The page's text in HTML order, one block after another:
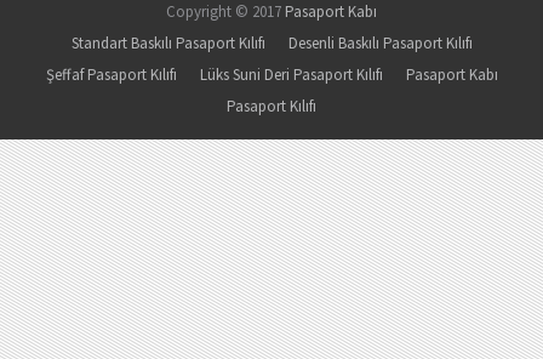
Copyright © 2017 Pasaport Kabı
Standart Baskılı Pasaport Kılıfı
Desenli Baskılı Pasaport Kılıfı
Şeffaf Pasaport Kılıfı
Lüks Suni Deri Pasaport Kılıfı
Pasaport Kabı
Pasaport Kılıfı